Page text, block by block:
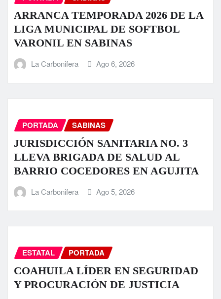
ARRANCA TEMPORADA 2026 DE LA
LIGA MUNICIPAL DE SOFTBOL
VARONIL EN SABINAS
La Carbonifera Ago 6, 2026
PORTADA SABINAS
JURISDICCIÓN SANITARIA NO. 3
LLEVA BRIGADA DE SALUD AL
BARRIO COCEDORES EN AGUJITA
La Carbonifera Ago 5, 2026
ESTATAL PORTADA
COAHUILA LÍDER EN SEGURIDAD
Y PROCURACIÓN DE JUSTICIA